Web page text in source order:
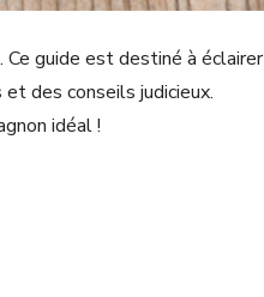
guide est destiné à éclairer
des conseils judicieux.
idéal !